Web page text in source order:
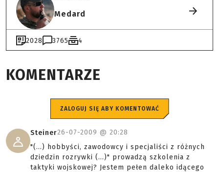
Medard
2028 3765 4
KOMENTARZE
ZALOGUJ SIĘ ABY KOMENTOWAĆ
Steiner26-07-2009 @ 20:28
"(...) hobbyści, zawodowcy i specjaliści z różnych
dziedzin rozrywki (...)" prowadzą szkolenia z
taktyki wojskowej? Jestem pełen daleko idącego